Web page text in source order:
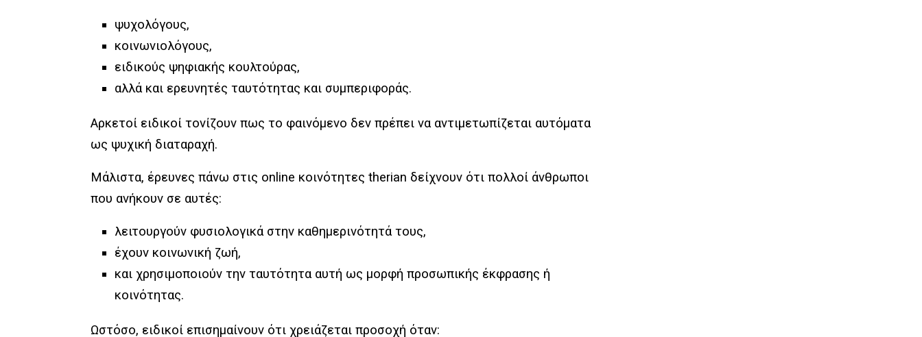
ψυχολόγους,
κοινωνιολόγους,
ειδικούς ψηφιακής κουλτούρας,
αλλά και ερευνητές ταυτότητας και συμπεριφοράς.
Αρκετοί ειδικοί τονίζουν πως το φαινόμενο δεν πρέπει να αντιμετωπίζεται αυτόματα
ως ψυχική διαταραχή.
Μάλιστα, έρευνες πάνω στις online κοινότητες therian δείχνουν ότι πολλοί άνθρωποι
που ανήκουν σε αυτές:
λειτουργούν φυσιολογικά στην καθημερινότητά τους,
έχουν κοινωνική ζωή,
και χρησιμοποιούν την ταυτότητα αυτή ως μορφή προσωπικής έκφρασης ή
κοινότητας.
Ωστόσο, ειδικοί επισημαίνουν ότι χρειάζεται προσοχή όταν: